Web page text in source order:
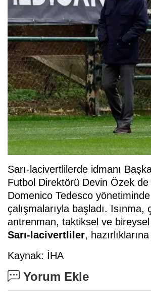
Sarı-lacivertlilerde idmanı
Futbol Direktörü Devin Özek
Domenico Tedesco
çalışmalarıyla başladı.
antrenman, taktiksel ve
Sarı-lacivertliler,
Kaynak: İHA
Yorum Ekle